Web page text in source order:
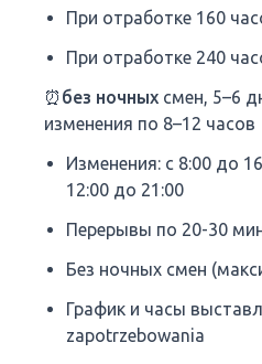
При отработке 160
При отработке 240
⏰без ночных смен, 5–6
изменения по 8–12 часов
Изменения: с 8:00 до
12:00 до 21:00
Перерывы по 20-30
Без ночных смен
График и часы
zapotrzebowania